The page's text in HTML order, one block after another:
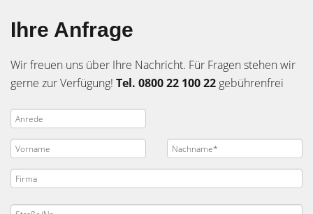
Ihre Anfrage
Wir freuen uns über Ihre Nachricht. Für Fragen stehen wir
gerne zur Verfügung! Tel. 0800 22 100 22 gebührenfrei